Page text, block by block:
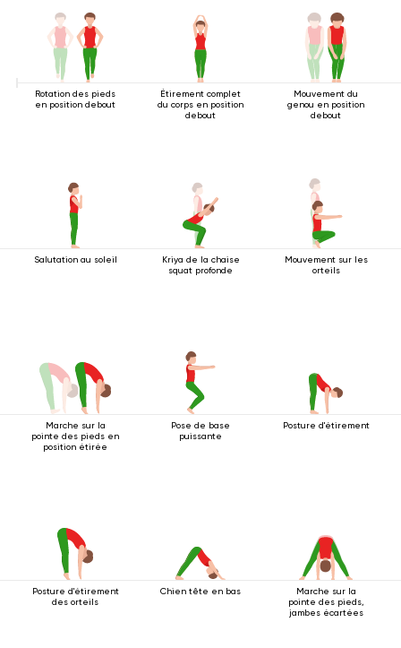
Rotation des pieds
en position debout
Étirement complet
du corps en position
debout
Mouvement du
genou en position
debout
Salutation au soleil
Kriya de la chaise
squat profonde
Mouvement sur les
orteils
Marche sur la
pointe des pieds en
position étirée
Pose de base
puissante
Posture d'étirement
Posture d'étirement
des orteils
Chien tête en bas
Marche sur la
pointe des pieds,
jambes écartées